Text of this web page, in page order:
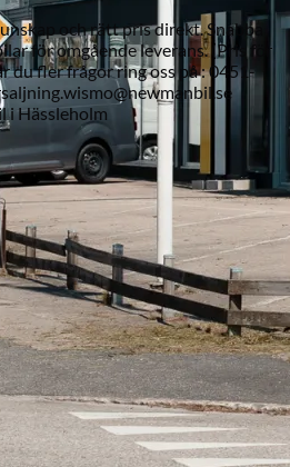
och rätt pris direkt. Snabba
för omgående leverans. (Pris för
du fler frågor ring oss på : 0451-
i Hässleholm